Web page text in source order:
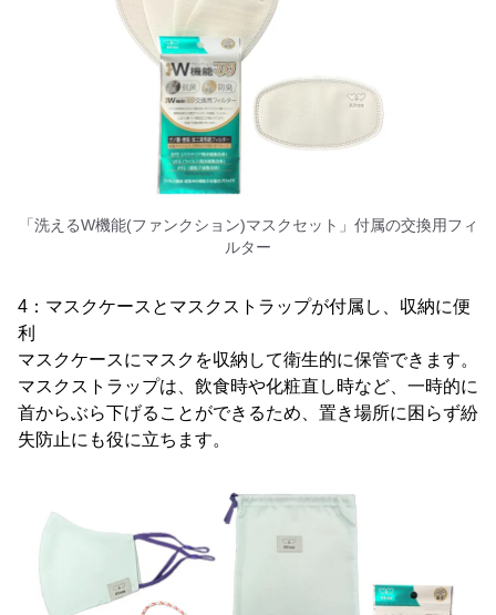
「洗えるW機能(ファンクション)マスクセット」付属の交換用フィ
ルター
4：マスクケースとマスクストラップが付属し、収納に便
利
マスクケースにマスクを収納して衛生的に保管できます。
マスクストラップは、飲食時や化粧直し時など、一時的に
首からぶら下げることができるため、置き場所に困らず紛
失防止にも役に立ちます。